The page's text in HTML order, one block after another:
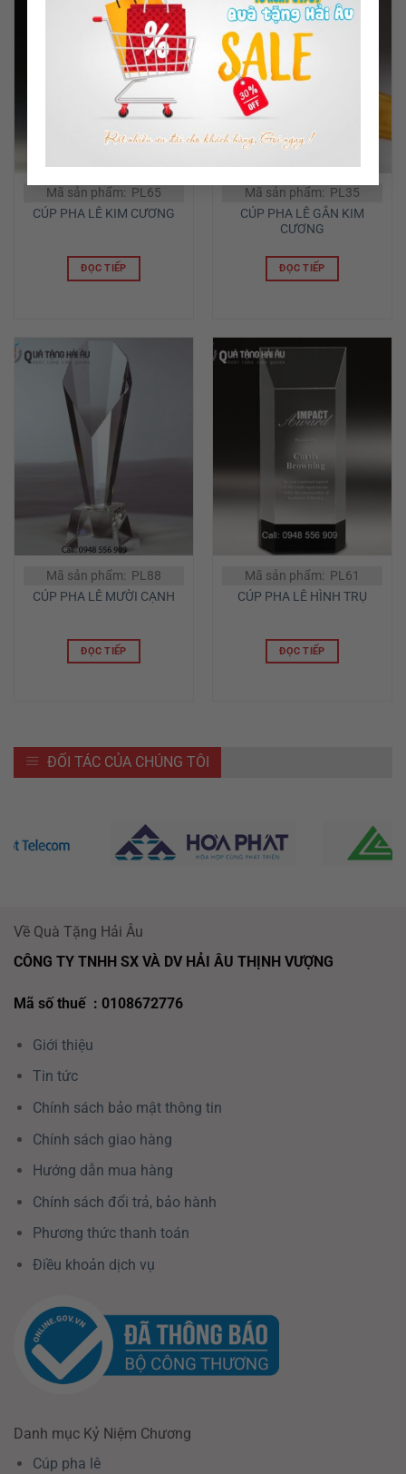
Mã sản phẩm: PL65
CÚP PHA LÊ KIM CƯƠNG
ĐỌC TIẾP
Mã sản phẩm: PL35
CÚP PHA LÊ GẮN KIM
CƯƠNG
ĐỌC TIẾP
Mã sản phẩm: PL88
CÚP PHA LÊ MƯỜI CẠNH
ĐỌC TIẾP
Mã sản phẩm: PL61
CÚP PHA LÊ HÌNH TRỤ
ĐỌC TIẾP
ĐỐI TÁC CỦA CHÚNG TÔI
Về Quà Tặng Hải Âu
CÔNG TY TNHH SX VÀ DV HẢI ÂU THỊNH VƯỢNG
Mã số thuế : 0108672776
Giới thiệu
Tin tức
Chính sách bảo mật thông tin
Chính sách giao hàng
Hướng dẫn mua hàng
Chính sách đổi trả, bảo hành
Phương thức thanh toán
Điều khoản dịch vụ
Danh mục Kỷ Niệm Chương
Cúp pha lê